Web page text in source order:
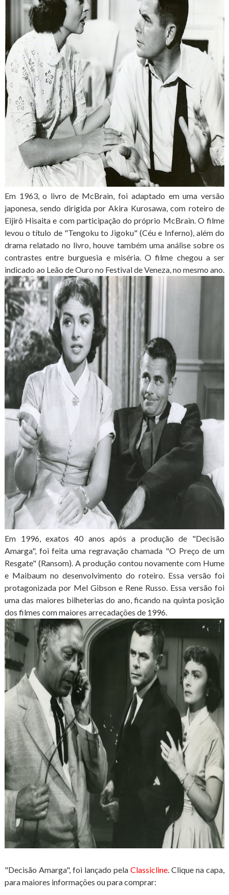
Em 1963, o livro de McBrain, foi adaptado em uma versão
japonesa, sendo dirigida por Akira Kurosawa, com roteiro de
Eijirô Hisaita e com participação do próprio McBrain. O filme
levou o título de "Tengoku to Jigoku" (Céu e Inferno), além do
drama relatado no livro, houve também uma análise sobre os
contrastes entre burguesia e miséria. O filme chegou a ser
indicado ao Leão de Ouro no Festival de Veneza, no mesmo ano.
Em 1996, exatos 40 anos após a produção de "Decisão
Amarga", foi feita uma regravação chamada "O Preço de um
Resgate" (Ransom). A produção contou novamente com Hume
e Maibaum no desenvolvimento do roteiro. Essa versão foi
protagonizada por Mel Gibson e Rene Russo. Essa versão foi
uma das maiores bilheterias do ano, ficando na quinta posição
dos filmes com maiores arrecadações de 1996.
"Decisão Amarga", foi lançado pelaClassicline. Clique na capa,
para maiores informações ou para comprar: